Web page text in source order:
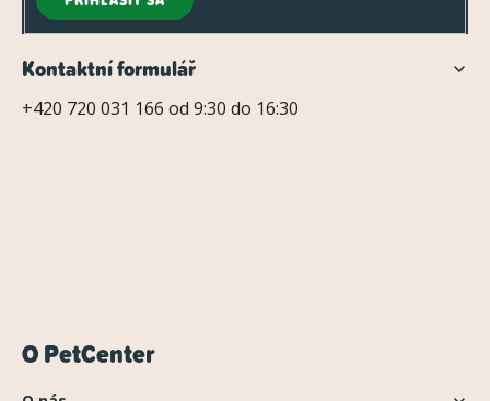
Kontaktní formulář
+420 720 031 166 od 9:30 do 16:30
O PetCenter